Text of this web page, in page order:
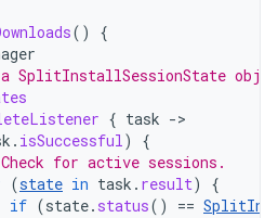
()
{
SplitInstallSessionState
{ task -
. isSuccessful)
{
for active sessions.
(state in task . result)
{
if (state. status() ==